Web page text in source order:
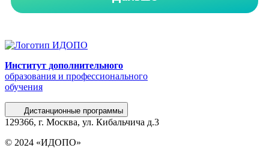
Институт дополнительного
образования и профессионального
обучения
Дистанционные программы
129366, г. Москва, ул. Кибальчича д.3
© 2024 «ИДОПО»